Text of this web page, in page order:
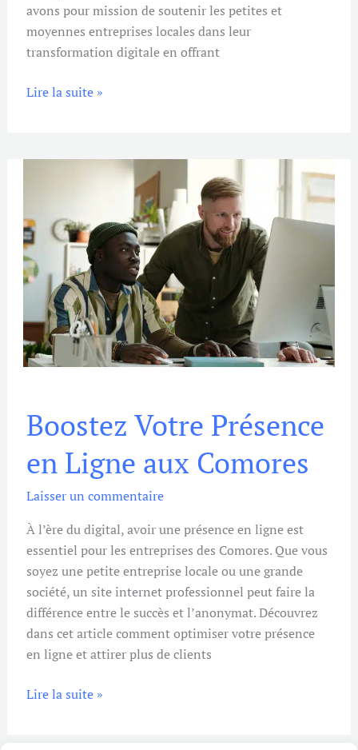
avons pour mission de soutenir les petites et
moyennes entreprises locales dans leur
transformation digitale en offrant
Lire la suite »
Boostez Votre Présence
en Ligne aux Comores
Laisser un commentaire
À l’ère du digital, avoir une présence en ligne est
essentiel pour les entreprises des Comores. Que vous
soyez une petite entreprise locale ou une grande
société, un site internet professionnel peut faire la
différence entre le succès et l’anonymat. Découvrez
dans cet article comment optimiser votre présence
en ligne et attirer plus de clients
Votre
Présence
en
Ligne
aux
Comores
Lire la suite »